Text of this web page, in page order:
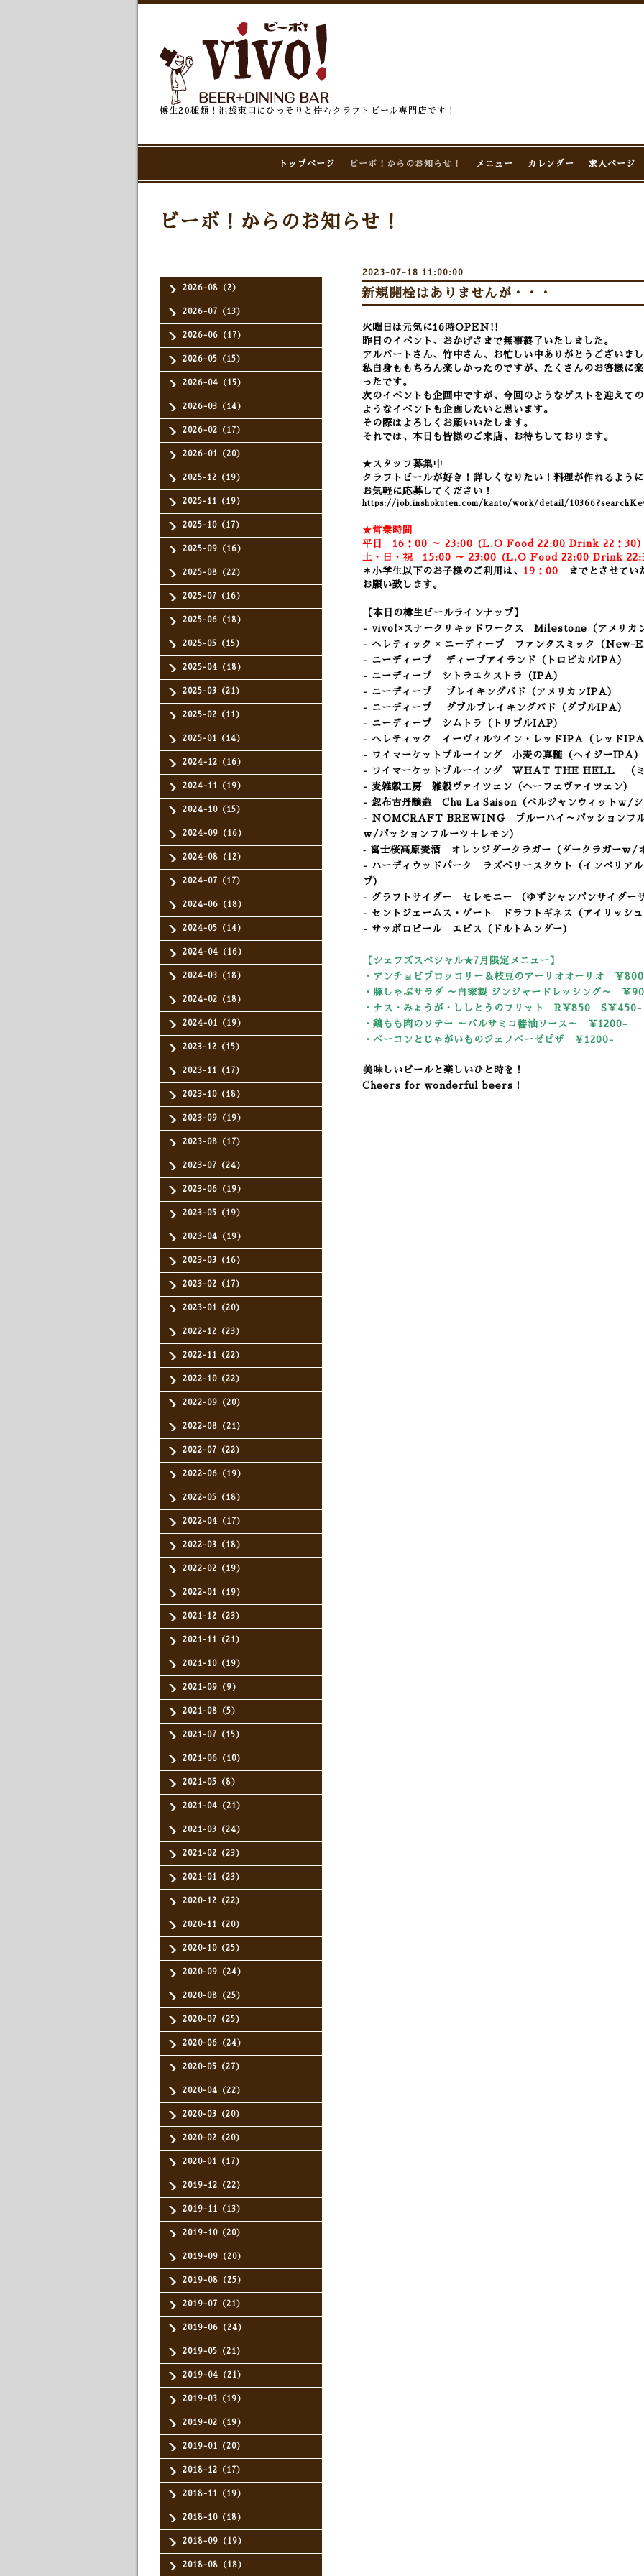
樽生20種類！池袋東口にひっそりと佇むクラフトビール専門店です！
トップページ ビーボ！からのお知らせ！ メニュー カレンダー 求人ページ
2026-08（2）
2026-07（13）
2026-06（17）
2026-05（15）
2026-04（15）
2026-03（14）
2026-02（17）
2026-01（20）
2025-12（19）
2025-11（19）
2025-10（17）
2025-09（16）
2025-08（22）
2025-07（16）
2025-06（18）
2025-05（15）
2025-04（18）
2025-03（21）
2025-02（11）
2025-01（14）
2024-12（16）
2024-11（19）
2024-10（15）
2024-09（16）
2024-08（12）
2024-07（17）
2024-06（18）
2024-05（14）
2024-04（16）
2024-03（18）
2024-02（18）
2024-01（19）
2023-12（15）
2023-11（17）
2023-10（18）
2023-09（19）
2023-08（17）
2023-07（24）
2023-06（19）
2023-05（19）
2023-04（19）
2023-03（16）
2023-02（17）
2023-01（20）
2022-12（23）
2022-11（22）
2022-10（22）
2022-09（20）
2022-08（21）
2022-07（22）
2022-06（19）
2022-05（18）
2022-04（17）
2022-03（18）
2022-02（19）
2022-01（19）
2021-12（23）
2021-11（21）
2021-10（19）
2021-09（9）
2021-08（5）
2021-07（15）
2021-06（10）
2021-05（8）
2021-04（21）
2021-03（24）
2021-02（23）
2021-01（23）
2020-12（22）
2020-11（20）
2020-10（25）
2020-09（24）
2020-08（25）
2020-07（25）
2020-06（24）
2020-05（27）
2020-04（22）
2020-03（20）
2020-02（20）
2020-01（17）
2019-12（22）
2019-11（13）
2019-10（20）
2019-09（20）
2019-08（25）
2019-07（21）
2019-06（24）
2019-05（21）
2019-04（21）
2019-03（19）
2019-02（19）
2019-01（20）
2018-12（17）
2018-11（19）
2018-10（18）
2018-09（19）
2018-08（18）
ビーボ！からのお知らせ！
2023-07-18 11:00:00
新規開栓はありませんが・・・
火曜日は元気に16時OPEN!!
昨日のイベント、おかげさまで無事終了いたしました。
アルバートさん、竹中さん、お忙しい中ありがとうございまし
私自身ももちろん楽しかったのですが、たくさんのお客様に
ったです。
次のイベントも企画中ですが、今回のようなゲストを迎えて
ようなイベントも企画したい と思います。
その際はよろしくお願いいたします。
それでは、本日も皆様のご来店、お待ちしております。
★スタッフ募集中
クラフトビールが好き！詳しくなりたい！ 料理が作れるよう
お気軽に応募してください！
https://job.inshokuten.com/kanto/work/detail/
★営業時間
平日 16：00 ～ 23:00 (L.O Food 22:00 Drink 22：30）
土・日・祝 15:00 ～ 23:00 (L.O Food 22:00 Drink
＊小学生以下のお子様のご利用は、 19：00
までとさせてい
お願い致します。
【本日の樽生ビールラインナップ】
- vivo!×スナークリキッドワークス Milestone（アメリカン
- ヘレティック × ニーディープ ファンタスミック（New-
- ニーディープ
ディープアイランド（トロピカルIPA）
- ニーディープ シトラエクストラ（IPA）
- ニーディープ ブレイキングバド（アメリカンIPA）
- ニーディープ ダブルブレイキングバド（ダブルIPA）
- ニーディープ シムトラ
（トリプルIAP）
- ヘレティック イーヴィルツイン・レッドIPA（レッドIPA
- ワイマーケットブルーイング 小麦の真髄（ヘイジーIPA）
- ワイマーケットブルーイング WHAT THE HELL
（
- 麦雑穀工房 雑穀ヴァイツェン（ヘーフェヴァイツェン）
- 忽布古丹醸造 Chu La Saison（ベルジャンウィットｗ/シ
- NOMCRAFT BREWING ブルーハイ～パッションフル
ｗ/パッションフルーツ＋レモン）
‐ 富士桜高原麦酒 オレンジダークラガー（ダークラガーｗ/
- ハーディウッドパーク ラズベリースタウト（インペリア
ブ）
- グラフトサイダー セレモニー （ゆずシャンパンサイダーサ
- セントジェームス・ゲート ドラフトギネス（アイリッシュ
- サッポロビール エビス（ドルトムンダー）
【シェフズスペシャル★7 月限定メニュー】
・アンチョビブロッコリー＆枝豆のアーリオオーリオ ￥
・豚しゃぶサラダ ～自家製 ジンジャードレッシング～ ￥
・ナス・みょうが・ししとうのフリット R¥850 S￥450-
・鶏もも肉のソテー ～バルサミコ醬油ソース～ ￥1200-
・ベーコンとじゃがいものジェノベーゼピザ ￥1200-
美味しいビールと楽しいひと時を！
Cheers for wonderful beers！